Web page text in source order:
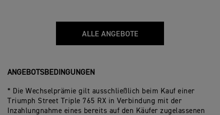
ALLE ANGEBOTE
ANGEBOTSBEDINGUNGEN
* Die Wechselprämie gilt ausschließlich beim Kauf einer
Triumph Street Triple 765 RX in Verbindung mit der
Inzahlungnahme eines bereits auf den Käufer zugelassenen